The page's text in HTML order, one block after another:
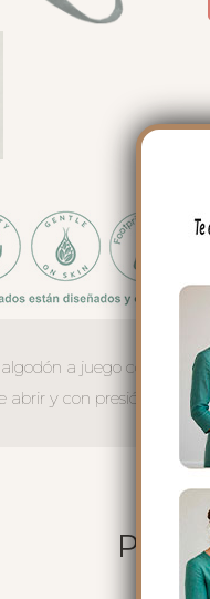
a juego con todo
abrir y con presión para